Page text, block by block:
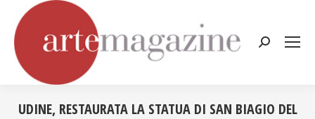
Cerca:
UDINE, RESTAURATA LA STATUA DI SAN BIAGIO DEL